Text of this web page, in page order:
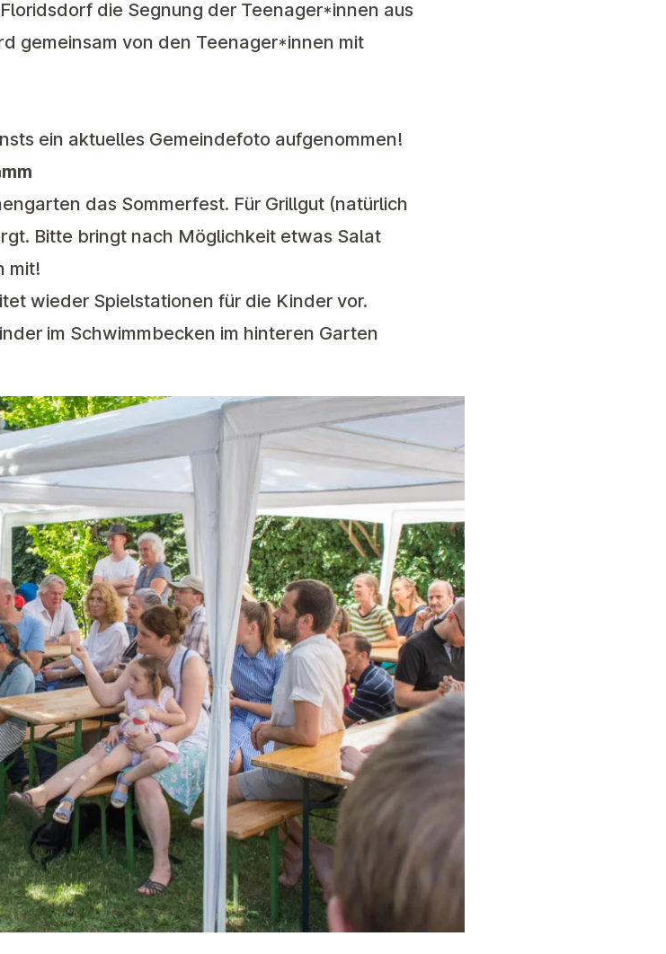
die Segnung der Teenager*innen aus
gemeinsam von den Teenager*innen mit
ein aktuelles Gemeindefoto aufgenommen!
das Sommerfest. Für Grillgut (natürlich
Bitte bringt nach Möglichkeit etwas Salat
mit!
wieder Spielstationen für die Kinder vor.
im Schwimmbecken im hinteren Garten